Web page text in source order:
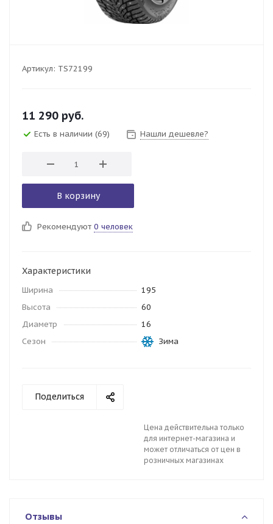
Артикул: TS72199
11 290 руб.
Есть в наличии (69) Нашли дешевле?
В корзину
Рекомендуют 0 человек
Характеристики
Ширина
195
Высота
60
Диаметр
16
Сезон
Зима
Поделиться
Цена действительна только
для интернет-магазина и
может отличаться от цен в
розничных магазинах
Отзывы